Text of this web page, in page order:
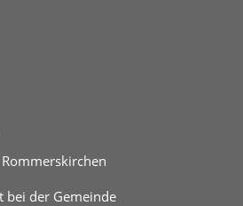
bei der Gemeinde